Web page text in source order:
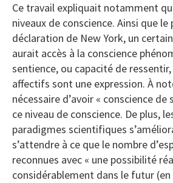
Ce travail expliquait notamment
niveaux de conscience. Ainsi que le
déclaration de New York, un
aurait accès à la conscience
sentience, ou capacité de
affectifs sont une expression. À
nécessaire d’avoir « conscience de
ce niveau de conscience. De plus,
paradigmes scientifiques
s’attendre à ce que le nombre
reconnues avec « une possibilité
considérablement dans le futur